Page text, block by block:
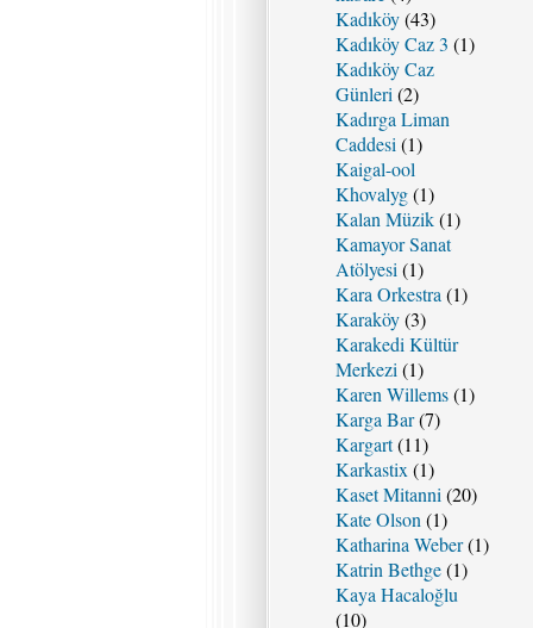
Kadıköy(43)
Kadıköy Caz 3 (1)
Kadıköy Caz
Günleri (2)
Kadırga Liman
Caddesi (1)
Kaigal-ool
Khovalyg(1)
Kalan Müzik(1)
Kamayor Sanat
Atölyesi (1)
Kara Orkestra (1)
Karaköy(3)
Karakedi Kültür
Merkezi (1)
Karen Willems(1)
Karga Bar(7)
Kargart(11)
Karkastix (1)
Kaset Mitanni (20)
Kate Olson (1)
Katharina Weber(1)
Katrin Bethge(1)
Kaya Hacaloğlu
(10)